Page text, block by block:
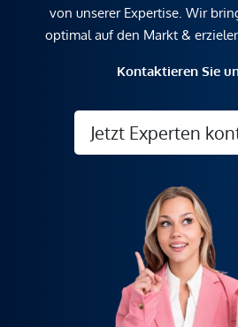
von unserer Expertise. Wir
optimal auf den Markt &
Kontaktieren Sie
Jetzt Experten